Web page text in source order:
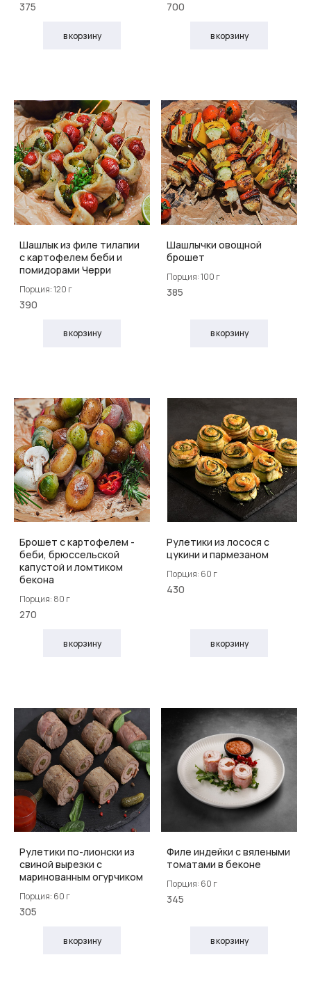
375
в корзину
700
в корзину
Шашлык из филе тилапии
с картофелем беби и
помидорами Черри
Порция: 120 г
390
в корзину
Шашлычки овощной
брошет
Порция: 100 г
385
в корзину
Брошет с картофелем -
беби, брюссельской
капустой и ломтиком
бекона
Порция: 80 г
270
в корзину
Рулетики из лосося с
цукини и пармезаном
Порция: 60 г
430
в корзину
Рулетики по-лионски из
свиной вырезки с
маринованным огурчиком
Порция: 60 г
305
в корзину
Филе индейки с вялеными
томатами в беконе
Порция: 60 г
345
в корзину